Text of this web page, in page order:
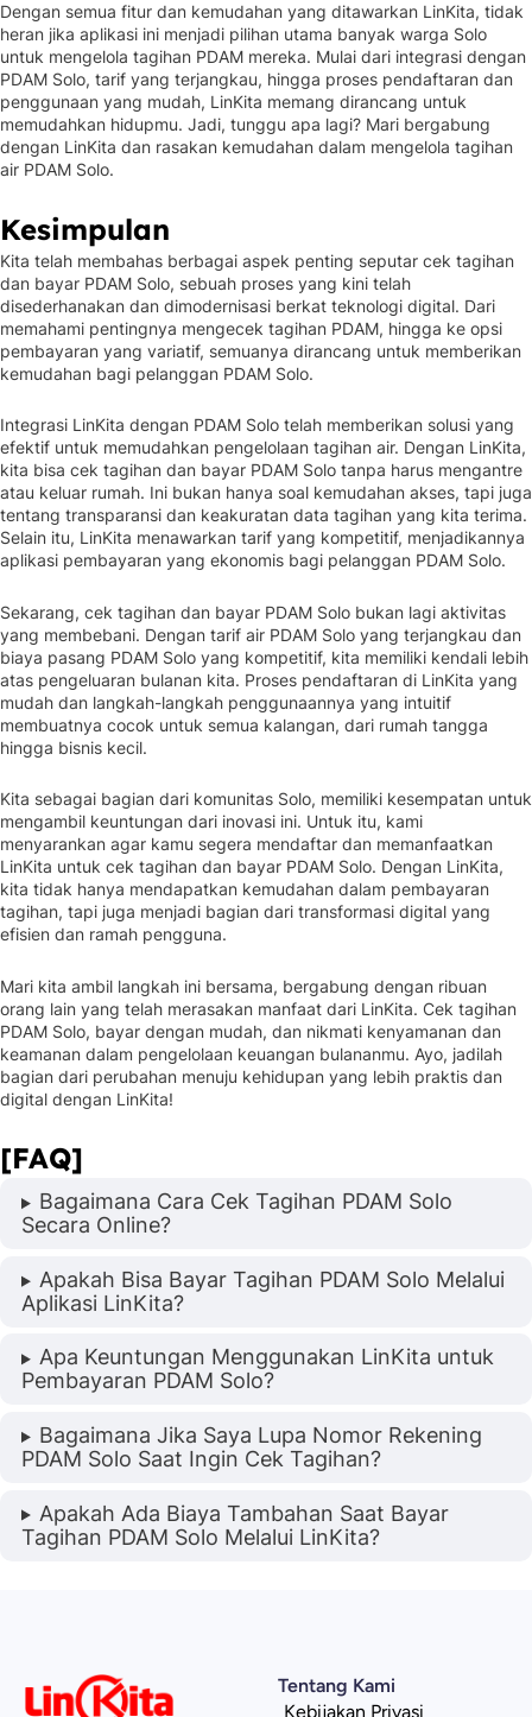
Dengan semua fitur dan kemudahan yang ditawarkan LinKita, tidak
heran jika aplikasi ini menjadi pilihan utama banyak warga Solo
untuk mengelola tagihan PDAM mereka. Mulai dari integrasi dengan
PDAM Solo, tarif yang terjangkau, hingga proses pendaftaran dan
penggunaan yang mudah, LinKita memang dirancang untuk
memudahkan hidupmu. Jadi, tunggu apa lagi? Mari bergabung
dengan LinKita dan rasakan kemudahan dalam mengelola tagihan
air PDAM Solo.
Kesimpulan
Kita telah membahas berbagai aspek penting seputar cek tagihan
dan bayar PDAM Solo, sebuah proses yang kini telah
disederhanakan dan dimodernisasi berkat teknologi digital. Dari
memahami pentingnya mengecek tagihan PDAM, hingga ke opsi
pembayaran yang variatif, semuanya dirancang untuk memberikan
kemudahan bagi pelanggan PDAM Solo.
Integrasi LinKita dengan PDAM Solo telah memberikan solusi yang
efektif untuk memudahkan pengelolaan tagihan air. Dengan LinKita,
kita bisa cek tagihan dan bayar PDAM Solo tanpa harus mengantre
atau keluar rumah. Ini bukan hanya soal kemudahan akses, tapi juga
tentang transparansi dan keakuratan data tagihan yang kita terima.
Selain itu, LinKita menawarkan tarif yang kompetitif, menjadikannya
aplikasi pembayaran yang ekonomis bagi pelanggan PDAM Solo.
Sekarang, cek tagihan dan bayar PDAM Solo bukan lagi aktivitas
yang membebani. Dengan tarif air PDAM Solo yang terjangkau dan
biaya pasang PDAM Solo yang kompetitif, kita memiliki kendali lebih
atas pengeluaran bulanan kita. Proses pendaftaran di LinKita yang
mudah dan langkah-langkah penggunaannya yang intuitif
membuatnya cocok untuk semua kalangan, dari rumah tangga
hingga bisnis kecil.
Kita sebagai bagian dari komunitas Solo, memiliki kesempatan untuk
mengambil keuntungan dari inovasi ini. Untuk itu, kami
menyarankan agar kamu segera mendaftar dan memanfaatkan
LinKita untuk cek tagihan dan bayar PDAM Solo. Dengan LinKita,
kita tidak hanya mendapatkan kemudahan dalam pembayaran
tagihan, tapi juga menjadi bagian dari transformasi digital yang
efisien dan ramah pengguna.
Mari kita ambil langkah ini bersama, bergabung dengan ribuan
orang lain yang telah merasakan manfaat dari LinKita. Cek tagihan
PDAM Solo, bayar dengan mudah, dan nikmati kenyamanan dan
keamanan dalam pengelolaan keuangan bulananmu. Ayo, jadilah
bagian dari perubahan menuju kehidupan yang lebih praktis dan
digital dengan LinKita!
[FAQ]
Bagaimana Cara Cek Tagihan PDAM Solo
Secara Online?
Apakah Bisa Bayar Tagihan PDAM Solo Melalui
Aplikasi LinKita?
Apa Keuntungan Menggunakan LinKita untuk
Pembayaran PDAM Solo?
Bagaimana Jika Saya Lupa Nomor Rekening
PDAM Solo Saat Ingin Cek Tagihan?
Apakah Ada Biaya Tambahan Saat Bayar
Tagihan PDAM Solo Melalui LinKita?
Tentang Kami
Kebijakan Privasi